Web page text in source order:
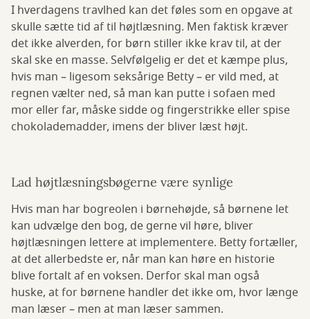
I hverdagens travlhed kan det føles som en opgave at
skulle sætte tid af til højtlæsning. Men faktisk kræver
det ikke alverden, for børn stiller ikke krav til, at der
skal ske en masse. Selvfølgelig er det et kæmpe plus,
hvis man – ligesom seksårige Betty – er vild med, at
regnen vælter ned, så man kan putte i sofaen med
mor eller far, måske sidde og fingerstrikke eller spise
chokolademadder, imens der bliver læst højt.
Lad højtlæsningsbøgerne være synlige
Hvis man har bogreolen i børnehøjde, så børnene let
kan udvælge den bog, de gerne vil høre, bliver
højtlæsningen lettere at implementere. Betty fortæller,
at det allerbedste er, når man kan høre en historie
blive fortalt af en voksen. Derfor skal man også
huske, at for børnene handler det ikke om, hvor længe
man læser – men at man læser sammen.